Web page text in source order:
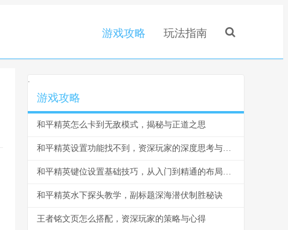
游戏攻略 玩法指南
.
游戏攻略
和平精英怎么卡到无敌模式，揭秘与正道之思
和平精英设置功能找不到，资深玩家的深度思考与解决之道
和平精英键位设置基础技巧，从入门到精通的布局之道
和平精英水下探头教学，副标题深海潜伏制胜秘诀
王者铭文页怎么搭配，资深玩家的策略与心得